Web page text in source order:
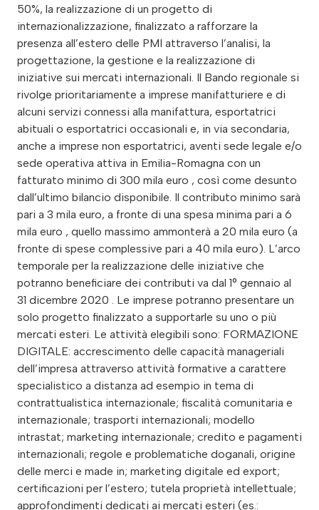
50%, la realizzazione di un progetto di
internazionalizzazione, finalizzato a rafforzare la
presenza all’estero delle PMI attraverso l’analisi, la
progettazione, la gestione e la realizzazione di
iniziative sui mercati internazionali. Il Bando regionale si
rivolge prioritariamente a imprese manifatturiere e di
alcuni servizi connessi alla manifattura, esportatrici
abituali o esportatrici occasionali e, in via secondaria,
anche a imprese non esportatrici, aventi sede legale e/o
sede operativa attiva in Emilia-Romagna con un
fatturato minimo di 300 mila euro , così come desunto
dall’ultimo bilancio disponibile. Il contributo minimo sarà
pari a 3 mila euro, a fronte di una spesa minima pari a 6
mila euro , quello massimo ammonterà a 20 mila euro (a
fronte di spese complessive pari a 40 mila euro). L’arco
temporale per la realizzazione delle iniziative che
potranno beneficiare dei contributi va dal 1° gennaio al
31 dicembre 2020 . Le imprese potranno presentare un
solo progetto finalizzato a supportarle su uno o più
mercati esteri. Le attività elegibili sono: FORMAZIONE
DIGITALE: accrescimento delle capacità manageriali
dell’impresa attraverso attività formative a carattere
specialistico a distanza ad esempio in tema di
contrattualistica internazionale; fiscalità comunitaria e
internazionale; trasporti internazionali; modello
intrastat; marketing internazionale; credito e pagamenti
internazionali; regole e problematiche doganali, origine
delle merci e made in; marketing digitale ed export;
certificazioni per l’estero; tutela proprietà intellettuale;
approfondimenti dedicati ai mercati esteri (es.: